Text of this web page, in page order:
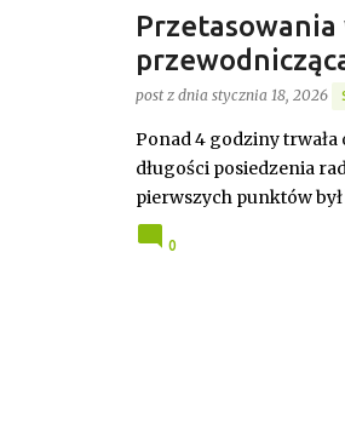
Przetasowania
post z dnia stycznia 18, 2026
Ponad 4 godziny
długości posiedzenia
pierwszych punktów
stanowisko, a nową
0